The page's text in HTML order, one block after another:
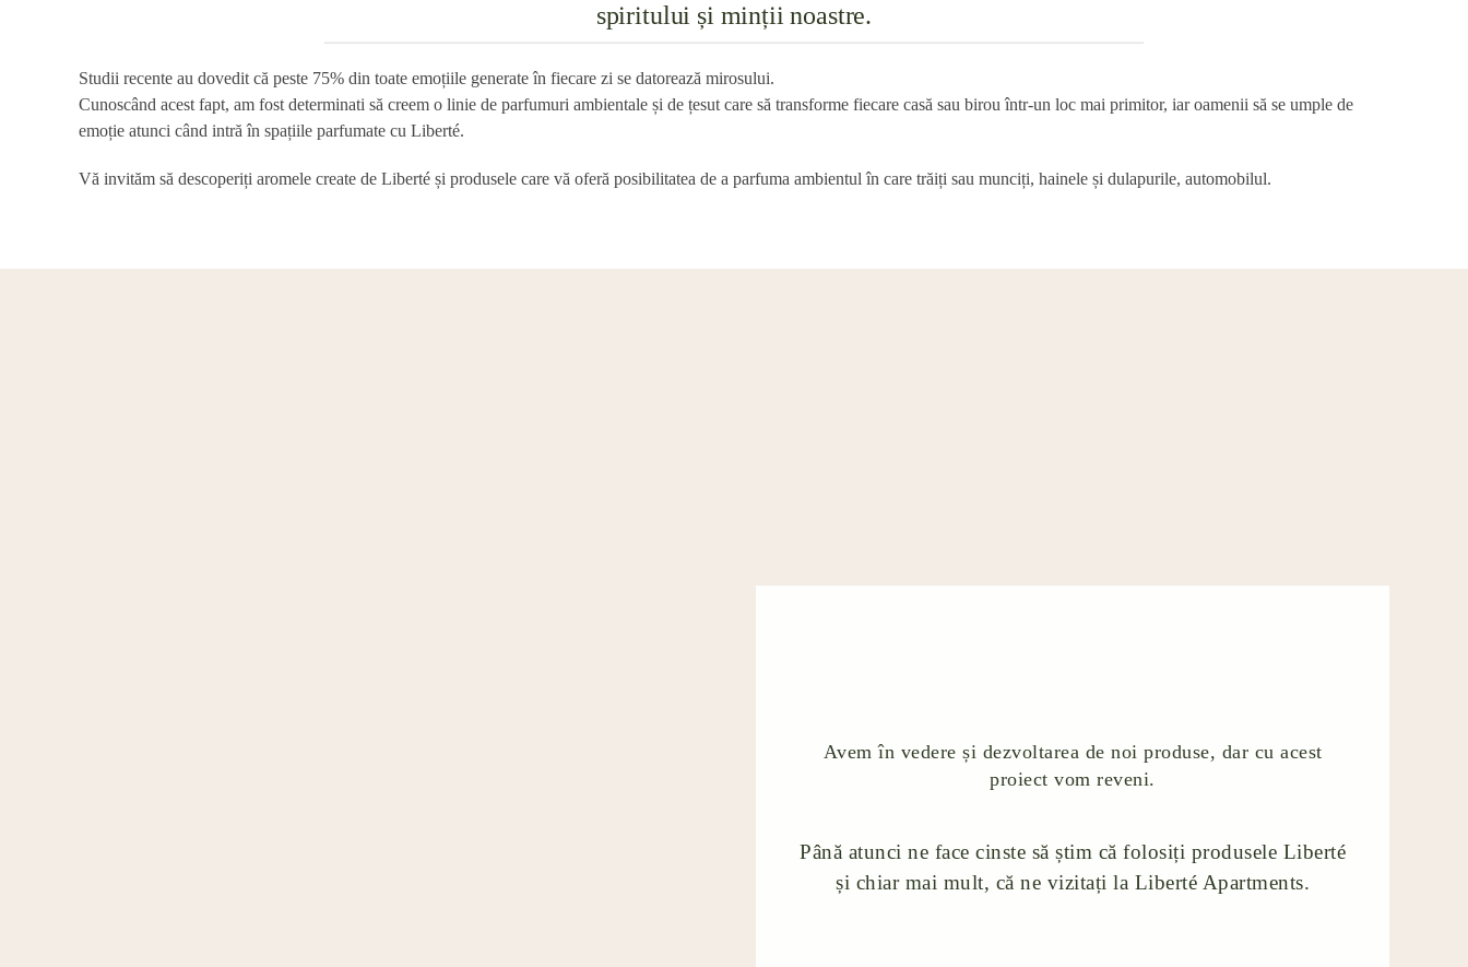
spiritului și minții noastre.
Studii recente au dovedit că peste 75% din toate emoțiile generate în fiecare zi se datorează mirosului.
Cunoscând acest fapt, am fost determinati să creem o linie de parfumuri ambientale și de țesut care să transforme fiecare casă sau birou într-un loc mai primitor, iar oamenii să se umple de
emoție atunci când intră în spațiile parfumate cu Liberté.
Vă invităm să descoperiți aromele create de Liberté și produsele care vă oferă posibilitatea de a parfuma ambientul în care trăiți sau munciți, hainele și dulapurile, automobilul.
Avem în vedere și dezvoltarea de noi produse, dar cu acest
proiect vom reveni.
Până atunci ne face cinste să știm că folosiți produsele Liberté
și chiar mai mult, că ne vizitați la Liberté Apartments.